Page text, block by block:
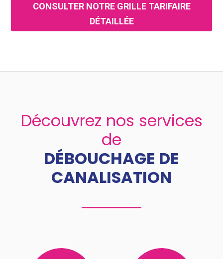
CONSULTER NOTRE GRILLE TARIFAIRE
DÉTAILLÉE
Découvrez nos services
de
DÉBOUCHAGE DE
CANALISATION